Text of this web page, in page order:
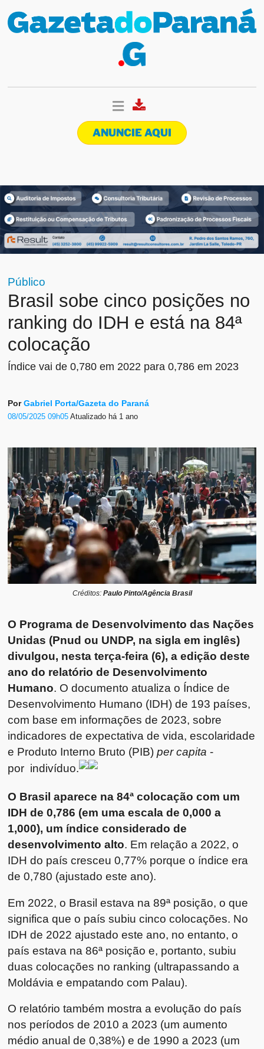
ANUNCIE AQUI
Público
Brasil sobe cinco posições no
ranking do IDH e está na 84ª
colocação
Índice vai de 0,780 em 2022 para 0,786 em 2023
PorGabriel Porta/Gazeta do Paraná
08/05/2025 09h05Atualizado há 1 ano
Créditos: Paulo Pinto/Agência Brasil
O Programa de Desenvolvimento das Nações
Unidas (Pnud ou UNDP, na sigla em inglês)
divulgou, nesta terça-feira (6), a edição deste
ano do relatório de Desenvolvimento
Humano. O documento atualiza o Índice de
Desenvolvimento Humano (IDH) de 193 países,
com base em informações de 2023, sobre
indicadores de expectativa de vida, escolaridade
e Produto Interno Bruto (PIB)per capita -
por indivíduo.
O Brasil aparece na 84ª colocação com um
IDH de 0,786 (em uma escala de 0,000 a
1,000), um índice considerado de
desenvolvimento alto. Em relação a 2022, o
IDH do país cresceu 0,77% porque o índice era
de 0,780 (ajustado este ano).
Em 2022, o Brasil estava na 89ª posição, o que
significa que o país subiu cinco colocações. No
IDH de 2022 ajustado este ano, no entanto, o
país estava na 86ª posição e, portanto, subiu
duas colocações no ranking (ultrapassando a
Moldávia e empatando com Palau).
O relatório também mostra a evolução do país
nos períodos de 2010 a 2023 (um aumento
médio anual de 0,38%) e de 1990 a 2023 (um